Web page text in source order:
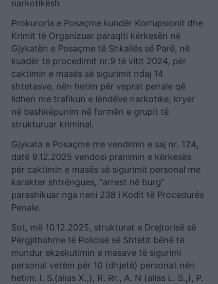
narkotikësh
Prokuroria e Posaçme kundër Korrupsionit dhe
Krimit të Organizuar paraqiti kërkesën në
Gjykatën e Posaçme të Shkallës së Parë, në
kuadër të procedimit nr.9 të vitit 2024, për
caktimin e masës së sigurimit ndaj 14
shtetasve, nën hetim për veprat penale që
lidhen me trafikun e lëndëve narkotike, kryer
në bashkëpunim në formën e grupit të
strukturuar kriminal.
Gjykata e Posaçme me vendimin e saj nr. 124,
datë 9.12.2025 vendosi pranimin e kërkesës
për caktimin e masës së sigurimit personal me
karakter shtrëngues, “arrest në burg”
parashikuar nga neni 238 i Kodit të Procedurës
Penale.
Sot, më 10.12.2025, strukturat e Drejtorisë së
Përgjithshme të Policisë së Shtetit bënë të
mundur ekzekutimin e masave të sigurimi
personal vetëm për 10 (dhjetë) personat nën
hetim: I. S.(alias X.,), R. Rr., A. N (alias L. S.,), P.